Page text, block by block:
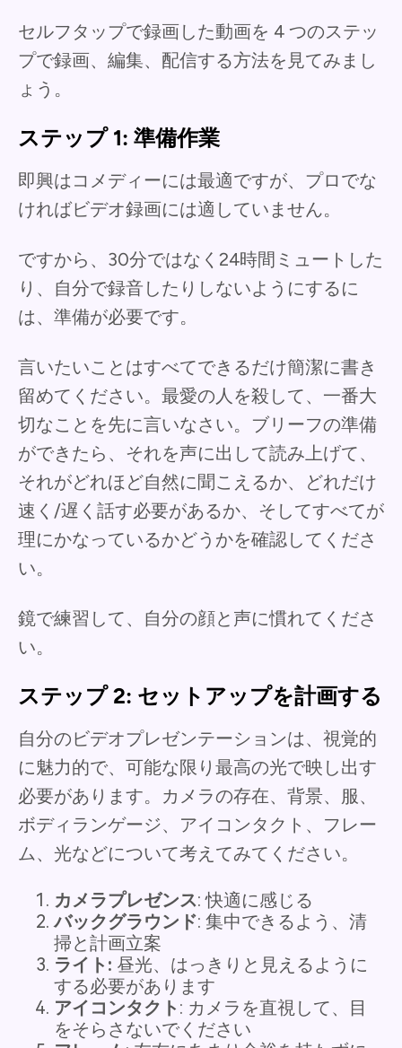
セルフタップで録画した動画を 4 つのステッ
プで録画、編集、配信する方法を見てみまし
ょう。
ステップ 1: 準備作業
即興はコメディーには最適ですが、プロでな
ければビデオ録画には適していません。
ですから、30分ではなく24時間ミュートした
り、自分で録音したりしないようにするに
は、準備が必要です。
言いたいことはすべてできるだけ簡潔に書き
留めてください。最愛の人を殺して、一番大
切なことを先に言いなさい。ブリーフの準備
ができたら、それを声に出して読み上げて、
それがどれほど自然に聞こえるか、どれだけ
速く/遅く話す必要があるか、そしてすべてが
理にかなっているかどうかを確認してくださ
い。
鏡で練習して、自分の顔と声に慣れてくださ
い。
ステップ 2: セットアップを計画する
自分のビデオプレゼンテーションは、視覚的
に魅力的で、可能な限り最高の光で映し出す
必要があります。カメラの存在、背景、服、
ボディランゲージ、アイコンタクト、フレー
ム、光などについて考えてみてください。
カメラプレゼンス: 快適に感じる
バックグラウンド: 集中できるよう、清
掃と計画立案
ライト: 昼光、はっきりと見えるように
する必要があります
アイコンタクト : カメラを直視して、目
をそらさないでください